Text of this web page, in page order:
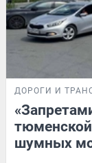
ДОРОГИ И
шумных